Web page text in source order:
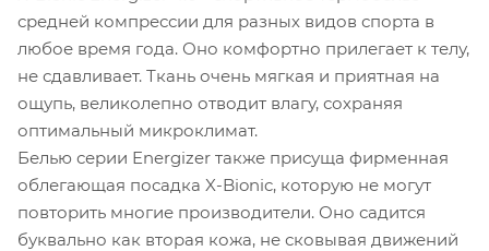
средней компрессии для разных видов спорта в
любое время года. Оно комфортно прилегает к телу,
не сдавливает. Ткань очень мягкая и приятная на
ощупь, великолепно отводит влагу, сохраняя
оптимальный микроклимат.
Белью серии Energizer также присуща фирменная
облегающая посадка X-Bionic, которую не могут
повторить многие производители. Оно садится
буквально как вторая кожа, не сковывая движений